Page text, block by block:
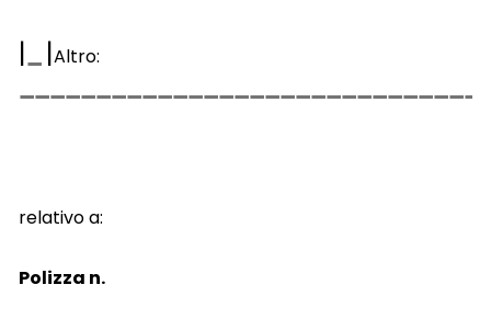
| |Altro:
relativo a:
Polizza n.